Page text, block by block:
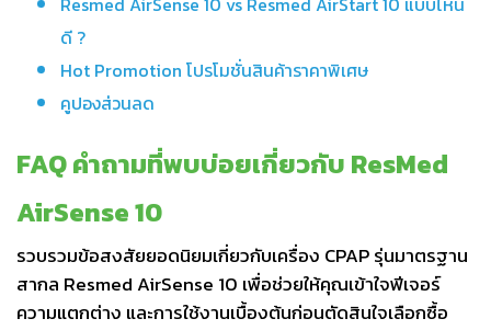
ดี ?
Hot Promotion โปรโมชั่นสินค้าราคาพิเศษ
คูปองส่วนลด
FAQ คำถามที่พบบ่อยเกี่ยวกับ ResMed
AirSense 10
รวบรวมข้อสงสัยยอดนิยมเกี่ยวกับเครื่อง CPAP รุ่นมาตรฐาน
สากล Resmed AirSense 10 เพื่อช่วยให้คุณเข้าใจฟีเจอร์
ความแตกต่าง และการใช้งานเบื้องต้นก่อนตัดสินใจเลือกซื้อ